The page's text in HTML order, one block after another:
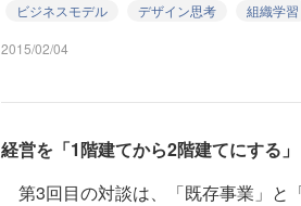
ビジネスモデル デザイン思考 組織学習
2015/02/04
経営を「1階建てから2階建てにする」
第3回目の対談は、「既存事業」と